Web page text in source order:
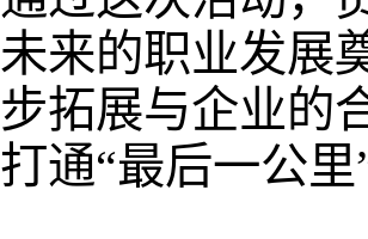
来的职业发展
拓展与企业的
通“最后一公里